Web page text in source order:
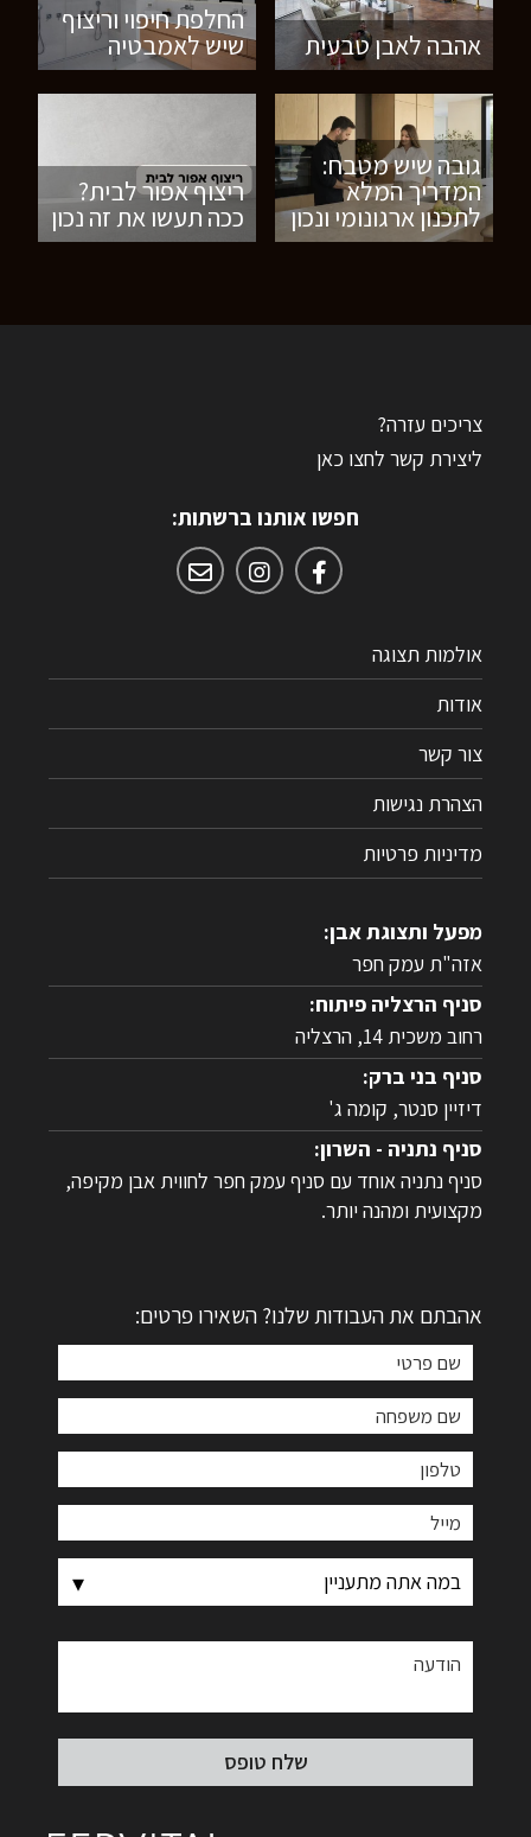
אהבה לאבן טבעית
החלפת חיפוי וריצוף
שיש לאמבטיה
גובה שיש מטבח:
המדריך המלא
לתכנון ארגונומי ונכון
ריצוף אפור לבית?
ככה תעשו את זה נכון
צריכים עזרה?
ליצירת קשר לחצו כאן
חפשו אותנו ברשתות:
אולמות תצוגה
אודות
צור קשר
הצהרת נגישות
מדיניות פרטיות
מפעל ותצוגת אבן:
אזה"ת עמק חפר
סניף הרצליה פיתוח:
רחוב משכית 14, הרצליה
סניף בני ברק:
דיזיין סנטר, קומה ג'
סניף נתניה - השרון:
סניף נתניה אוחד עם סניף עמק חפר לחווית אבן מקיפה,
מקצועית ומהנה יותר.
אהבתם את העבודות שלנו? השאירו פרטים: